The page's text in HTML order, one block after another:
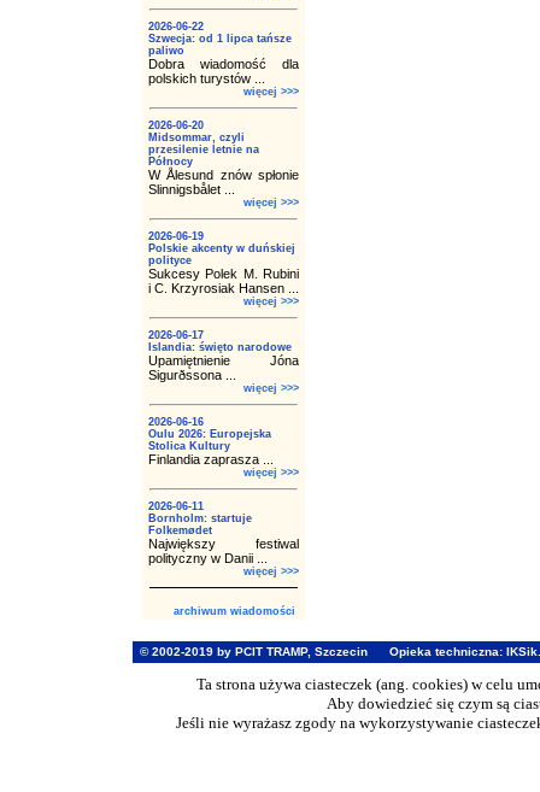
2026-06-22
Szwecja: od 1 lipca tańsze
paliwo
Dobra wiadomość dla
polskich turystów ...
więcej >>>
2026-06-20
Midsommar, czyli
przesilenie letnie na
Północy
W Ålesund znów spłonie
Slinnigsbålet ...
więcej >>>
2026-06-19
Polskie akcenty w duńskiej
polityce
Sukcesy Polek M. Rubini
i C. Krzyrosiak Hansen ...
więcej >>>
2026-06-17
Islandia: święto narodowe
Upamiętnienie Jóna
Sigurðssona ...
więcej >>>
2026-06-16
Oulu 2026: Europejska
Stolica Kultury
Finlandia zaprasza ...
więcej >>>
2026-06-11
Bornholm: startuje
Folkemødet
Największy festiwal
polityczny w Danii ...
więcej >>>
archiwum wiadomości
© 2002-2019 by PCIT TRAMP, Szczecin Opieka techniczna:
Ta strona używa ciasteczek (ang. cookies) w celu
Aby dowiedzieć się czym są
Jeśli nie wyrażasz zgody na wykorzystywanie